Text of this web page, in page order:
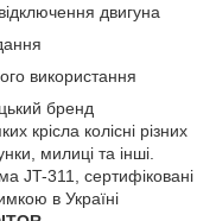
двигуна
використання
бренд
крісла колісні різних
милиці та інші.
JT-311, сертифіковані
в Україні